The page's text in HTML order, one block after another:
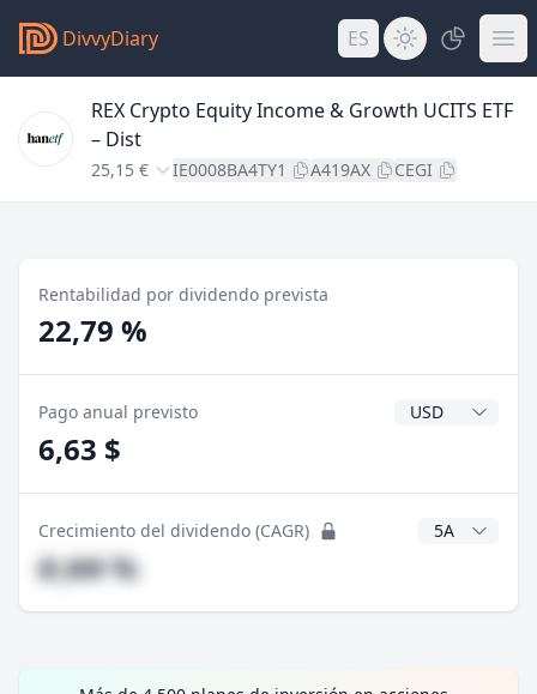
DivvyDiary ES
REX Crypto Equity Income & Growth UCITS ETF
– Dist
25,15 € IE0008BA4TY1 A419AX CEGI
Rentabilidad por dividendo prevista
22,79 %
Pago anual previsto Divisa del
6,63 $
Crecimiento del dividendo (CAGR) Años CAGR
#,## %